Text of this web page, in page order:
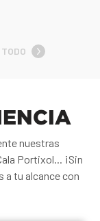
nuestras
Portixol... ¡Sin
a tu alcance con